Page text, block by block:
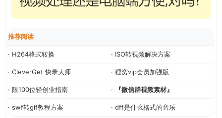
推荐阅读
· H264格式转换 · ISO转视频解决方案
· CleverGet 快录大师 · 狸窝vip会员加强版
· 限100位轻创业指南 · 『微信群视频素材』
· swf转gif教程方案 · dff是什么格式的音乐